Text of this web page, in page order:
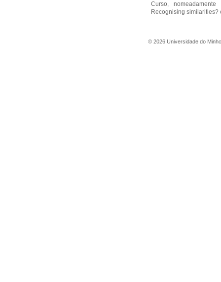
Curso,
Recognising similarities?
© 2026 Universidade do